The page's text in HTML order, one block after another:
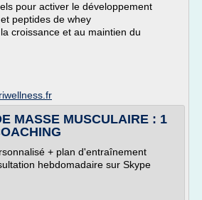
pour activer le développement
peptides de whey
croissance et au maintien du
MASSE MUSCULAIRE : ‬‬‬‬1
+ plan d'entraînement
hebdomadaire sur Skype